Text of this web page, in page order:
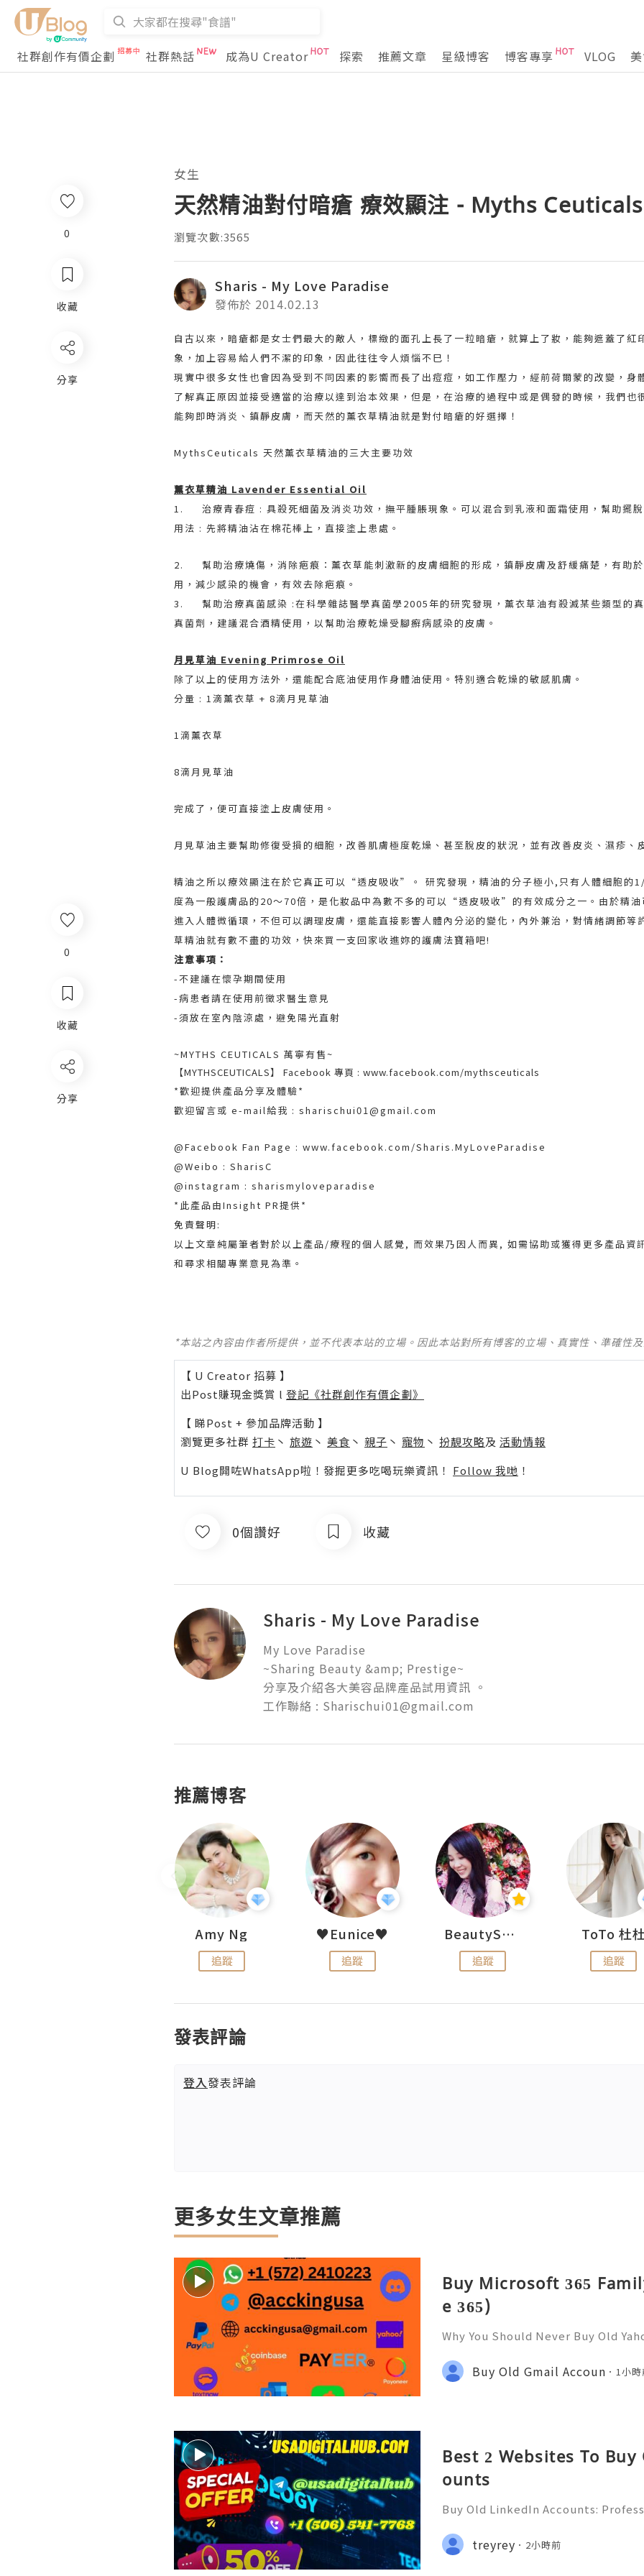
社群創作有價企劃 社群熱話 成為U Creator 探索 推薦文章 星級博客 博客專享 VLOG
0
收藏
分享
女生
天然精油對付暗瘡 療效顯注 - Myths
瀏覽次數:3565
Sharis - My Love Paradise
發佈於 2014.02.13
自古以來，暗瘡都是女士們最大的敵人，標緻的面孔上長了一粒暗瘡，就算上了妝，能夠遮蓋了紅
象，加上容易給人們不潔的印象，因此往往令人煩惱不巳！
現實中很多女性也會因為受到不同因素的影嚮而長了出痘痘，如工作壓力，經前荷爾蒙的改變，身
了解真正原因並接受適當的治療以達到治本效果，但是，在治療的過程中或是偶發的時候，我們也
能夠即時消炎、鎮靜皮膚，而天然的薰衣草精油就是對付暗瘡的好選擇！
MythsCeuticals 天然薰衣草精油的三大主要功效
薰衣草精油 Lavender Essential Oil
1. 治療青春痘 : 具殺死細菌及消炎功效，撫平腫脹現象。可以混合到乳液和面霜使用，幫助擺
用法 : 先將精油沾在棉花棒上，直接塗上患處。
2. 幫助治療燒傷，消除疤痕：薰衣草能刺激新的皮膚細胞的形成，鎮靜皮膚及舒緩痛楚，有助
用，減少感染的機會，有效去除疤痕。
3. 幫助治療真菌感染 :在科學雜誌醫學真菌學2005年的研究發現，薰衣草油有殺滅某些類型的
真菌劑，建議混合酒精使用，以幫助治療乾燥受腳癬病感染的皮膚。
月見草油 Evening Primrose Oil
除了以上的使用方法外，還能配合底油使用作身體油使用。特別適合乾燥的敏感肌膚。
分量 : 1滴薰衣草 + 8滴月見草油
1滴薰衣草
8滴月見草油
完成了，便可直接塗上皮膚使用。
月見草油主要幫助修復受損的細胞，改善肌膚極度乾燥、甚至脫皮的狀況，並有改善皮炎、濕疹、
精油之所以療效顯注在於它真正可以“透皮吸收”。 研究發現，精油的分子極小,只有人體細胞的
度為一般護膚品的20～70倍，是化妝品中為數不多的可以“透皮吸收”的有效成分之一。由於精
進入人體微循環，不但可以調理皮膚，還能直接影響人體內分泌的變化，內外兼治，對情緒調節等
草精油就有數不盡的功效，快來買一支回家收進妳的護膚法寶箱吧!
注意事項：
-不建議在懷孕期間使用
-病患者請在使用前徵求醫生意見
-須放在室內陰涼處，避免陽光直射
~MYTHS CEUTICALS 萬寧有售~
【MYTHSCEUTICALS】 Facebook 專頁 : www.facebook.com/mythsceuticals
*歡迎提供產品分享及體驗*
歡迎留言或 e-mail給我 : sharischui01@gmail.com
@Facebook Fan Page : www.facebook.com/Sharis.MyLoveParadise
@Weibo : SharisC
@instagram : sharismyloveparadise
*此產品由Insight PR提供*
免責聲明:
以上文章純屬筆者對於以上產品/療程的個人感覺, 而效果乃因人而異, 如需協助或獲得更多產品
和尋求相關專業意見為準。
*本站之內容由作者所提供，並不代表本站的立場。因此本站對所有博客的立場、真實性、準確性
【 U Creator 招募 】
出Post賺現金獎賞 l 登記《社群創作有價企劃》
【 睇Post + 參加品牌活動 】
瀏覽更多社群 打卡 丶 旅遊 丶 美食 丶 親子 丶 寵物 丶 扮靚攻略及 活動情報
U Blog開咗WhatsApp啦！發掘更多吃喝玩樂資訊！ Follow 我哋 ！
0個讚好 收藏
Sharis - My Love Paradise
My Love Paradise
~Sharing Beauty &amp; Prestige~
分享及介紹各大美容品牌產品試用資訊 。
工作聯絡 : Sharischui01@gmail.com
推薦博客
Amy Ng
追蹤
♥Eunice♥
追蹤
BeautySearch
追蹤
ToTo 杜
追蹤
發表評論
登入發表評論
更多女生文章推薦
Buy Microsoft 365
e 365)
Why You Should Never Buy Old
onal communication, business
ccount recovery. Because of
Buy Old Gmail Accoun 1小
Best 2 Websites To
ounts
Buy Old LinkedIn Accounts:
ide 2026) 💫💎💲💫🌐✨💎Fast &
rt 💫💎💲💫🌐✨💎WhatsApp :+1
treyrey 2小時前
0
收藏
分享